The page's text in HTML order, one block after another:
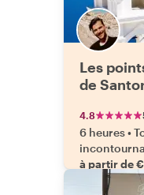
Les
de
4.8
6 heures•
à partir de